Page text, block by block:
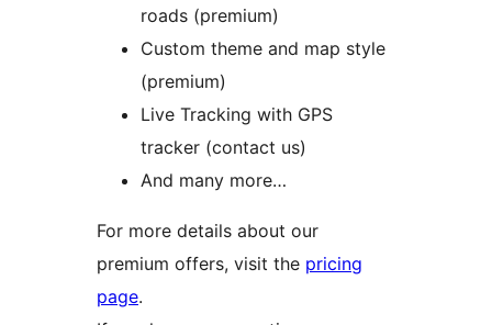
roads (premium)
Custom theme and map style
(premium)
Live Tracking with GPS
tracker (contact us)
And many more…
For more details about our
premium offers, visit the pricing
page.